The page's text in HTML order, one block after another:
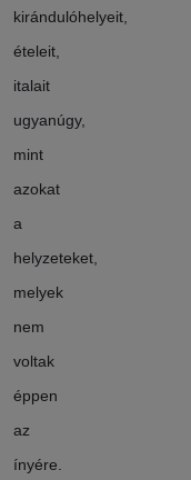
kirándulóhelyeit,
ételeit,
italait
ugyanúgy,
mint
azokat
a
helyzeteket,
melyek
nem
voltak
éppen
az
ínyére.